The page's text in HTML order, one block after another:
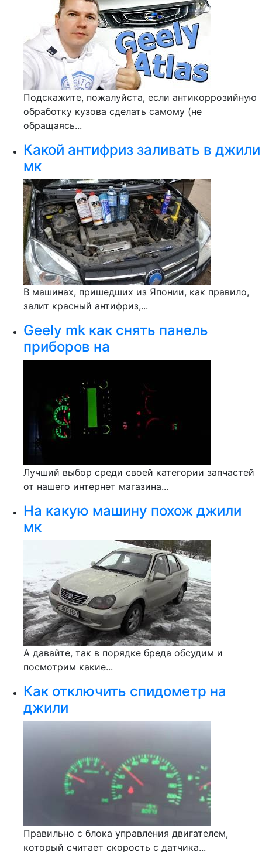
Подскажите, пожалуйста, если антикоррозийную
обработку кузова сделать самому (не
обращаясь...
Какой антифриз заливать в джили
мк
В машинах, пришедших из Японии, как правило,
залит красный антифриз,...
Geely mk как снять панель
приборов на
Лучший выбор среди своей категории запчастей
от нашего интернет магазина...
На какую машину похож джили
мк
А давайте, так в порядке бреда обсудим и
посмотрим какие...
Как отключить спидометр на
джили
Правильно с блока управления двигателем,
который считает скорость с датчика...